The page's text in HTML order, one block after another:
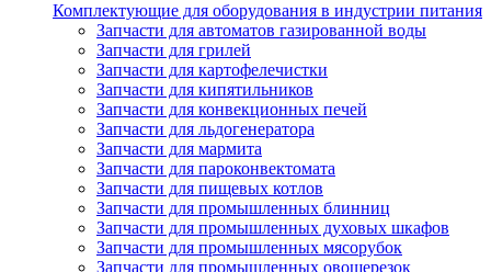
Комплектующие для оборудования в индустрии питания
Запчасти для автоматов газированной воды
Запчасти для грилей
Запчасти для картофелечистки
Запчасти для кипятильников
Запчасти для конвекционных печей
Запчасти для льдогенератора
Запчасти для мармита
Запчасти для пароконвектомата
Запчасти для пищевых котлов
Запчасти для промышленных блинниц
Запчасти для промышленных духовых шкафов
Запчасти для промышленных мясорубок
Запчасти для промышленных овощерезок